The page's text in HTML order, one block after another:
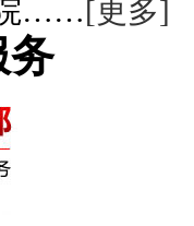
院…… [更多]
务